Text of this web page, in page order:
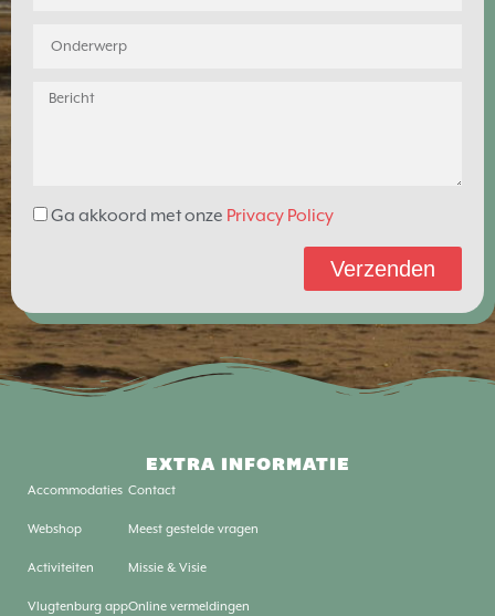
Ga akkoord met onze Privacy Policy
Verzenden
EXTRA INFORMATIE
Accommodaties
Webshop
Activiteiten
Vlugtenburg app
Contact
Meest gestelde vragen
Missie & Visie
Online vermeldingen